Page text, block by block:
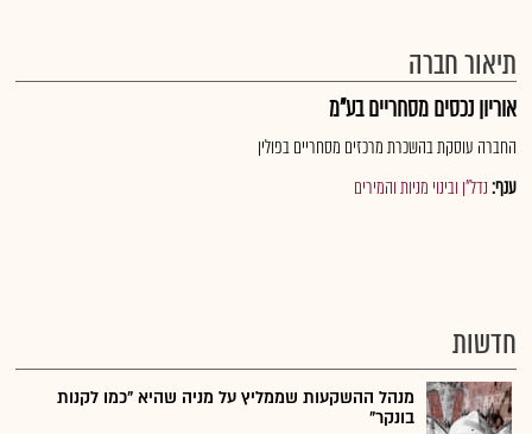
תיאור חברה
אוריון נכסים מסחריים בע"מ
החברה עוסקת בהשכרת מרכזים מסחריים בפולין
ענף:נדל"ן ובינוי מניות והמירים
חדשות
מנהל ההשקעות שממליץ על מניה שהיא "כמו לקנות
בונקר"